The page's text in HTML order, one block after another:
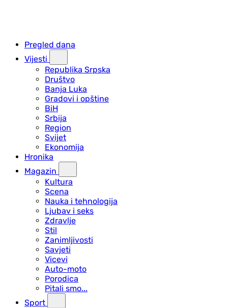
Pregled dana
Vijesti
Republika Srpska
Društvo
Banja Luka
Gradovi i opštine
BiH
Srbija
Region
Svijet
Ekonomija
Hronika
Magazin
Kultura
Scena
Nauka i tehnologija
Ljubav i seks
Zdravlje
Stil
Zanimljivosti
Savjeti
Vicevi
Auto-moto
Porodica
Pitali smo...
Sport